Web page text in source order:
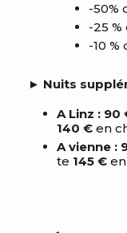
-50%
-25 %
-10 %
► Nuits
A Linz : 90
140 € en
A vienne :
te 145 €